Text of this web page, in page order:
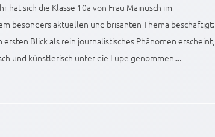
hat sich die Klasse 10a von Frau Mainusch im
besonders aktuellen und brisanten Thema beschäftigt:
ersten Blick als rein journalistisches Phänomen erscheint,
und künstlerisch unter die Lupe genommen....